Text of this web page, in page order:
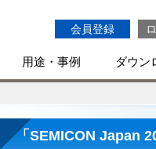
会員登録
用途・事例 ダウン
「SEMICON Japan